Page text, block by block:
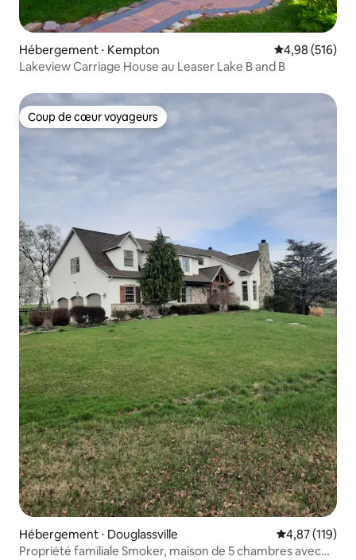
Hébergement ⋅ Kempton Évaluation
4,98 (516)
Lakeview Carriage House au Leaser Lake B and B
Coup de cœur voyageurs
Coup de cœur voyageurs
Hébergement ⋅ Douglassville Évaluation
4,87 (119)
Propriété familiale Smoker, maison de 5 chambres avec